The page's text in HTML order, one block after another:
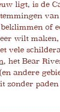
ligt, is de
of
wilt
vele
, het Bear
andere
zonder